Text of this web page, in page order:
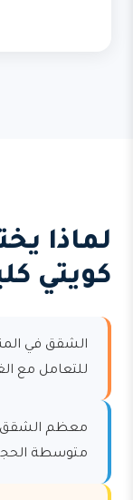
لماذا
كويتي
الشقق في
للتعامل مع
معظم الشقق
متوسطة